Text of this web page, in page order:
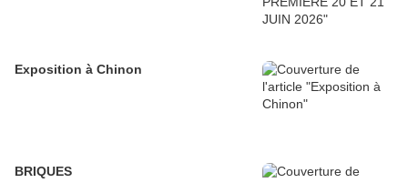
Exposition à Chinon
BRIQUES